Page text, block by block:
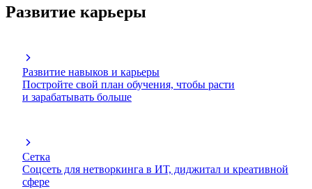
Развитие карьеры
Развитие навыков и карьеры
Постройте свой план обучения, чтобы расти
и зарабатывать больше
Сетка
Соцсеть для нетворкинга в ИТ, диджитал и креативной
сфере